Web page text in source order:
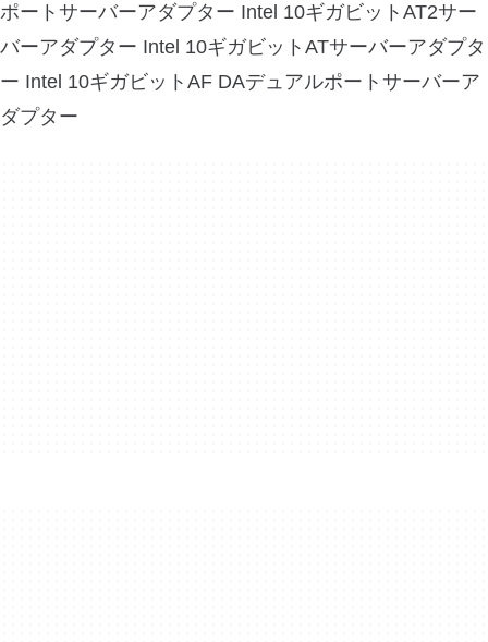
ポートサーバーアダプター Intel 10ギガビットAT2サー
バーアダプター Intel 10ギガビットATサーバーアダプタ
ー Intel 10ギガビットAF DAデュアルポートサーバーア
ダプター